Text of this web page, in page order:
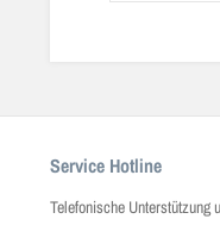
Service Hotline
Telefonische Unterstützung